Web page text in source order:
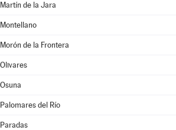
Martín de la Jara
Montellano
Morón de la Frontera
Olivares
Osuna
Palomares del Río
Paradas